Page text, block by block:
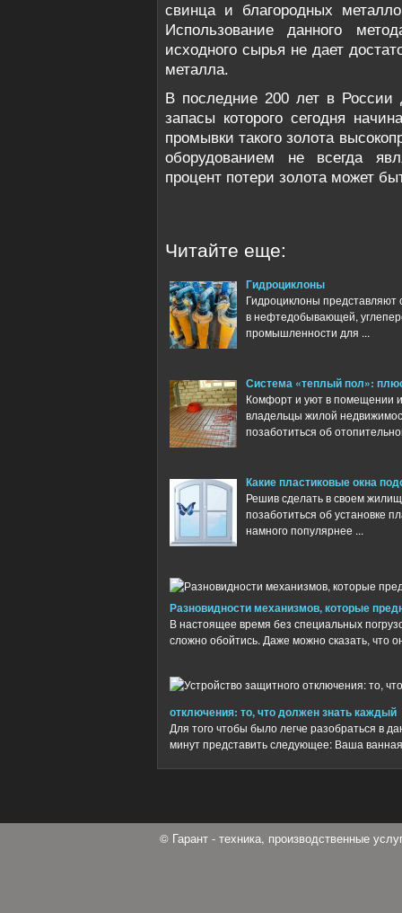
свинца и благородных
Использование данного
исходного сырья не дает
металла.
В последние 200 лет в России
запасы которого сегодня
промывки такого золота
оборудованием не всегда
процент потери золота может
Читайте еще:
Гидроциклоны
Гидроциклоны
в нефтедобывающей,
промышленности для ...
Система «теплый пол»:
Комфорт и уют в помещении
владельцы жилой
позаботиться об
Какие пластиковые окна
Решив сделать в своем
позаботиться об установке
намного популярнее ...
Разновидности механизмов, которые
В настоящее время без специальных
сложно обойтись. Даже можно сказать, что
отключения: то, что должен знать каждый
Для того чтобы было легче разобраться в
минут представить следующее: Ваша
© Гарант - техника, производственные